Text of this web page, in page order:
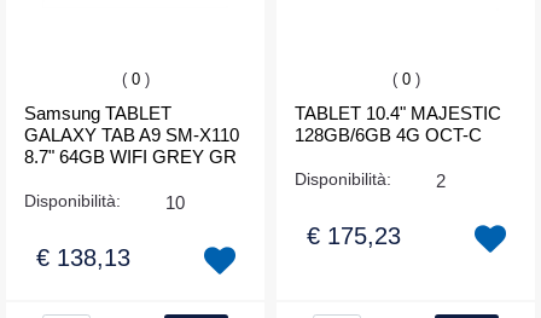
( 0 )
Samsung TABLET
GALAXY TAB A9 SM-X110
8.7" 64GB WIFI GREY GR
Disponibilità: 10
€ 138,13
( 0 )
TABLET 10.4" MAJESTIC
128GB/6GB 4G OCT-C
Disponibilità: 2
€ 175,23